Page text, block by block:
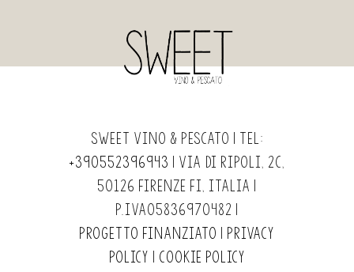
Sweet Vino & Pescato | Tel:
+390552396943 | Via di Ripoli, 2c,
50126 Firenze FI, Italia |
P.IVA05836970482 |
Progetto finanziato
Privacy
Policy
Cookie Policy